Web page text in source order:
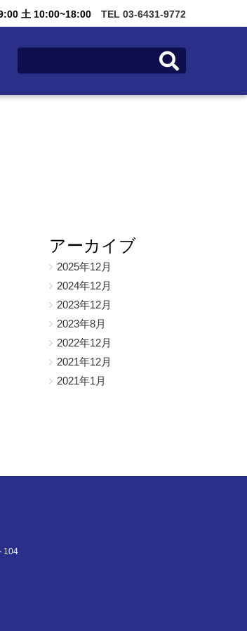
土 10:00~18:00 TEL 03-6431-9772
アーカイブ
2025年12月
2024年12月
2023年12月
2023年8月
2022年12月
2021年12月
2021年1月
104